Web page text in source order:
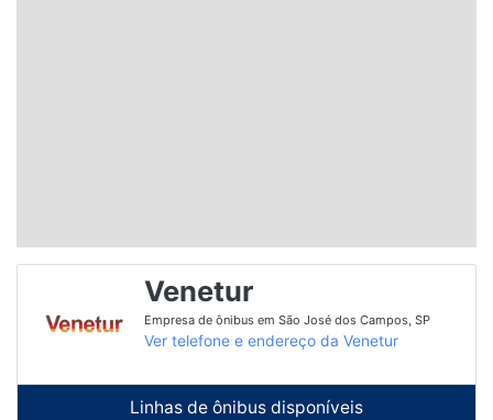
Venetur
Empresa de ônibus em São José dos Campos, SP
Ver telefone e endereço da Venetur
Linhas de ônibus disponíveis